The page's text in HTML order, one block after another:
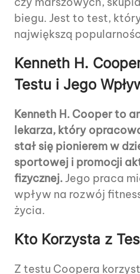
biegu. Jest to test,
największą
Kenneth H.
Testu i Jego
Kenneth H. Cooper to
lekarza, który
stał się pionierem w
sportowej i promocji
fizycznej.Jego praca
wpływ na rozwój
życia.
Kto Korzysta z
Z testu Coopera